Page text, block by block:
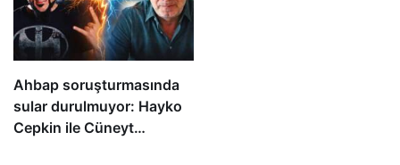
Ahbap soruşturmasında
sular durulmuyor: Hayko
Cepkin ile Cüneyt